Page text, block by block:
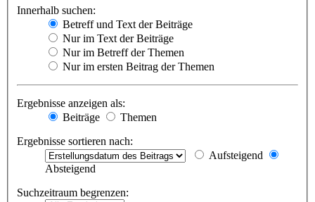
Innerhalb suchen:
Betreff und Text der Beiträge
Nur im Text der Beiträge
Nur im Betreff der Themen
Nur im ersten Beitrag der Themen
Ergebnisse anzeigen als:
Beiträge
Themen
Ergebnisse sortieren nach:
Aufsteigend
Absteigend
Suchzeitraum begrenzen: